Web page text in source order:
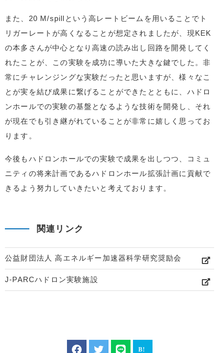
また、20 M/spillという高レートビームを用いることでト
リガーレートが高くなることが想定されましたが、現KEK
の本多さんが中心となり高速の読み出し回路を開発してく
れたことが、この実験を成功に導いた大きな鍵でした。非
常にチャレンジングな実験だったと思いますが、様々なこ
とが実を結び成果に繋げることができたとともに、ハドロ
ンホールでの実験の基盤となるような技術を開発し、それ
が現在でも引き継がれていることが非常に嬉しく思ってお
ります。
今後もハドロンホールでの実験で成果を出しつつ、コミュ
ニティの将来計画であるハドロンホール拡張計画に貢献で
きるよう努力していきたいと考えております。
関連リンク
公益財団法人 高エネルギー加速器科学研究奨励会
J-PARCハドロン実験施設